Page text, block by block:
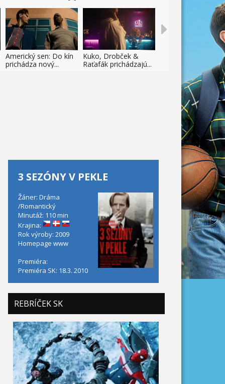
Americký sen: Do kín
prichádza nový...
Kuko, Drobček &
Raťafák prichádzajú...
3 SEZÓNY V PEKLE
Žáner: Dráma
/Romantický
Minutáž: 110 min
Krajina:
Rok výroby: 2009
Homepage www
Premiéra:
Premiéra SK: 18.3. 2010
REBRÍČEK SK